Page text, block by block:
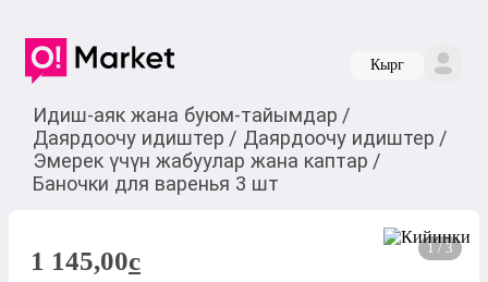
Кырг
Идиш-аяк жана буюм-тайымдар /
Даярдоочу идиштер / Даярдоочу идиштер /
Эмерек үчүн жабуулар жана каптар /
Баночки для варенья 3 шт
1 / 3
1 145,00c